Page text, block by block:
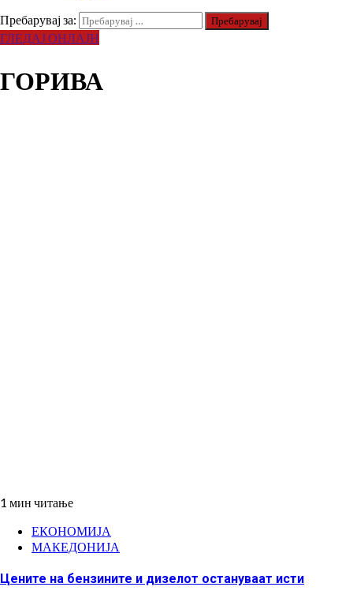
Пребарувај за:
ГЛЕДАЈ ОНЛАЈН
ГОРИВА
1 мин читање
ЕКОНОМИЈА
МАКЕДОНИЈА
Цените на бензините и дизелот остануваат исти